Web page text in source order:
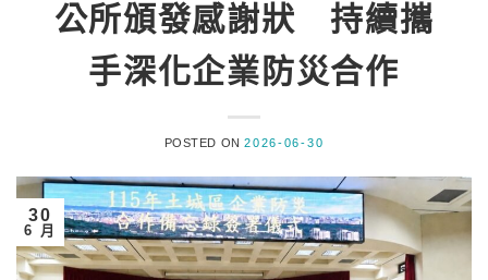
公所頒發感謝狀 持續攜
手深化企業防災合作
POSTED ON2026-06-30
30
6 月